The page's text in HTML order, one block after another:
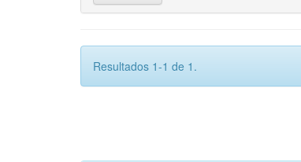
Resultados 1-1 de 1.